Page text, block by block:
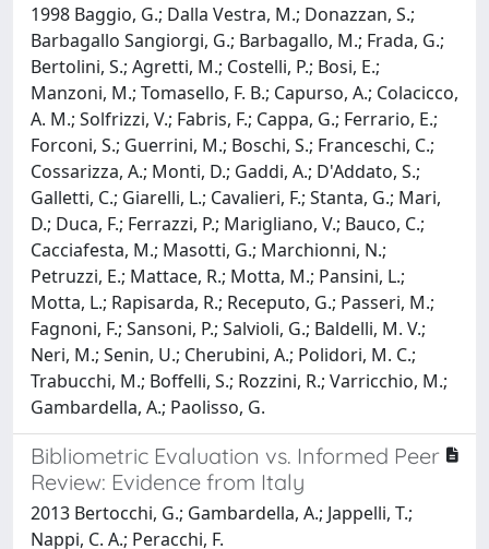
1998 Baggio, G.; Dalla Vestra, M.; Donazzan, S.;
Barbagallo Sangiorgi, G.; Barbagallo, M.; Frada, G.;
Bertolini, S.; Agretti, M.; Costelli, P.; Bosi, E.;
Manzoni, M.; Tomasello, F. B.; Capurso, A.; Colacicco,
A. M.; Solfrizzi, V.; Fabris, F.; Cappa, G.; Ferrario, E.;
Forconi, S.; Guerrini, M.; Boschi, S.; Franceschi, C.;
Cossarizza, A.; Monti, D.; Gaddi, A.; D'Addato, S.;
Galletti, C.; Giarelli, L.; Cavalieri, F.; Stanta, G.; Mari,
D.; Duca, F.; Ferrazzi, P.; Marigliano, V.; Bauco, C.;
Cacciafesta, M.; Masotti, G.; Marchionni, N.;
Petruzzi, E.; Mattace, R.; Motta, M.; Pansini, L.;
Motta, L.; Rapisarda, R.; Receputo, G.; Passeri, M.;
Fagnoni, F.; Sansoni, P.; Salvioli, G.; Baldelli, M. V.;
Neri, M.; Senin, U.; Cherubini, A.; Polidori, M. C.;
Trabucchi, M.; Boffelli, S.; Rozzini, R.; Varricchio, M.;
Gambardella, A.; Paolisso, G.
Bibliometric Evaluation vs. Informed Peer
Review: Evidence from Italy
2013 Bertocchi, G.; Gambardella, A.; Jappelli, T.;
Nappi, C. A.; Peracchi, F.